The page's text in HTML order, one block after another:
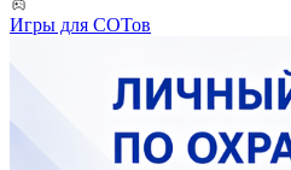
Игры для СОТов